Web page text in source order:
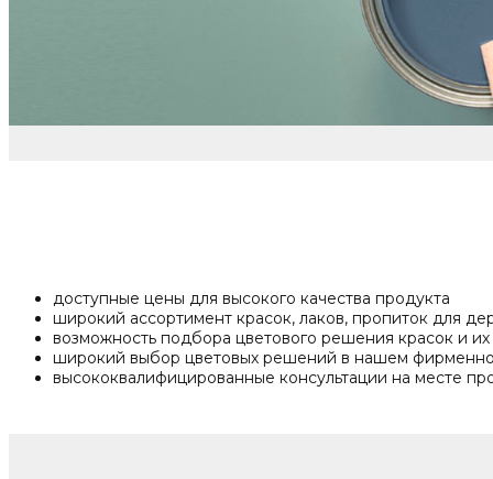
доступные цены для высокого качества продукта
широкий ассортимент красок, лаков, пропиток для
возможность подбора цветового решения красок и
широкий выбор цветовых решений в нашем
высококвалифицированные консультации на месте